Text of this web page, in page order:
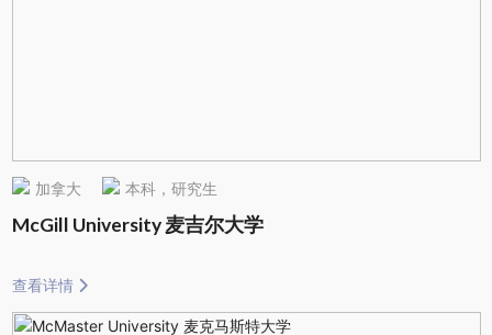
加拿大 本科，研究生
McGill University 麦吉尔大学
查看详情